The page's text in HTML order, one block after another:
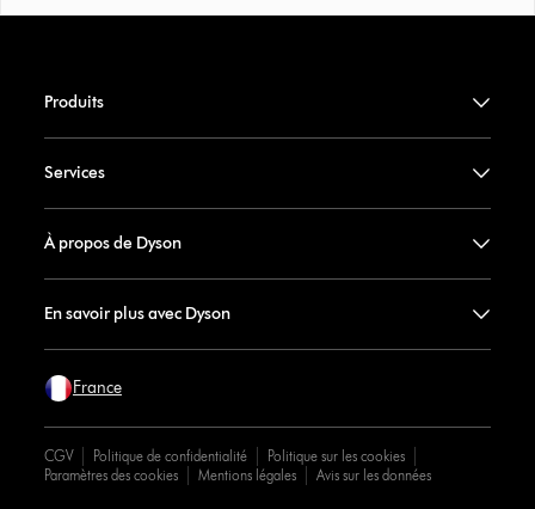
Produits
Services
À propos de Dyson
En savoir plus avec Dyson
France
CGV Politique de confidentialité
Politique sur les cookies
Paramètres des cookies
Mentions légales Avis sur les données